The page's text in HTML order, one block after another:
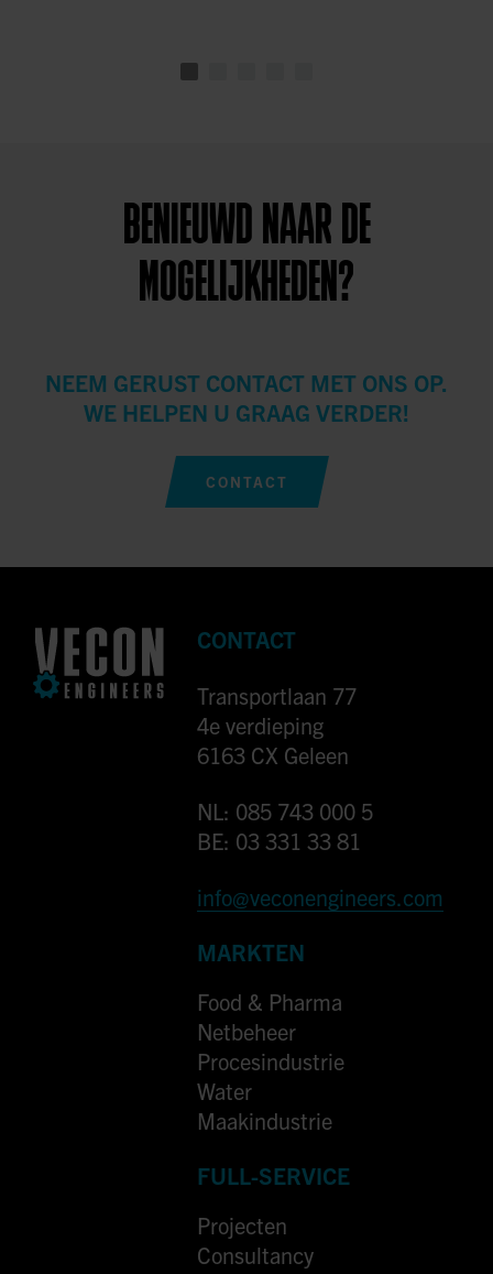
BENIEUWD NAAR DE
MOGELIJKHEDEN?
NEEM GERUST CONTACT MET ONS OP.
WE HELPEN U GRAAG VERDER!
CONTACT
CONTACT
Transportlaan 77
4e verdieping
6163 CX Geleen
NL: 085 743 000 5
BE: 03 331 33 81
info@veconengineers.com
MARKTEN
Food & Pharma
Netbeheer
Procesindustrie
Water
Maakindustrie
FULL-SERVICE
Projecten
Consultancy